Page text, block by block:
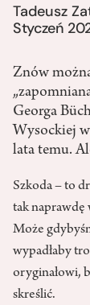
Tadeusz
Styczeń
Znów
Georga
Wysockiej
lata temu.
Szkoda – to
tak naprawdę
Może
wypadłaby
oryginałowi,
skreślić.